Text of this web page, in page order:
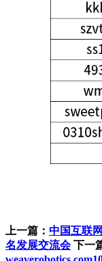
上一篇： 中国互联
名发展交流会 下一